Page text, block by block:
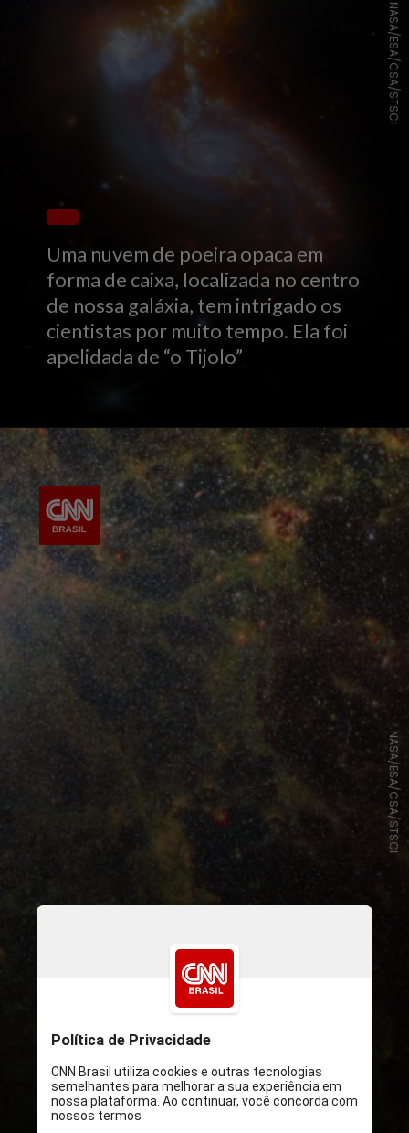
Uma nuvem de poeira opaca em
forma de caixa, localizada no centro
de nossa galáxia, tem intrigado os
cientistas por muito tempo. Ela foi
apelidada de “o Tijolo”
NASA/ESA/CSA/STSCI
Novos dados do Webb revelaram
que o Tijolo não é composto apenas
de gás, mas também está repleto de
monóxido de carbono congelado –
muito mais do que previamente
esperado
NASA/ESA/CSA/STSCI